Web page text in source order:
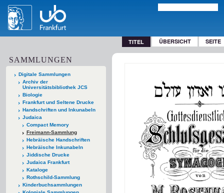
TITEL ÜBERSICHT SEITE
SAMMLUNGEN
Digitale Sammlungen
Archiv der
Universitätsbibliothek JCS
Biologie
Frankfurt und Seltene Drucke
Handschriften und Inkunabeln
Judaica
Compact Memory
Freimann-Sammlung
Hebräische Handschriften
Hebräische Inkunabeln
Jiddische Drucke
Judaica Frankfurt
Kataloge
Rothschild-Sammlung
Kinderbuchsammlungen